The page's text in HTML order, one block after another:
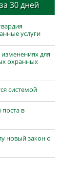
30 дней
услуги
для
охранных
системой
в
новый закон о